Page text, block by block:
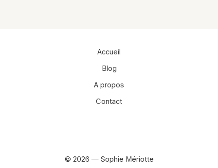
Accueil
Blog
A propos
Contact
© 2026 — Sophie Mériotte